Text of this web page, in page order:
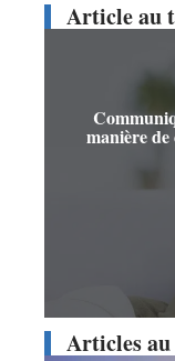
Article au
manière de
Articles